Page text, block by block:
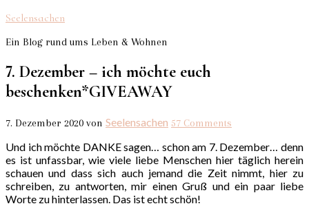
Seelensachen
Ein Blog rund ums Leben & Wohnen
7. Dezember – ich möchte euch
beschenken*GIVEAWAY
7. Dezember 2020 von Seelensachen 57 Comments
Und ich möchte DANKE sagen… schon am 7. Dezember… denn
es ist unfassbar, wie viele liebe Menschen hier täglich herein
schauen und dass sich auch jemand die Zeit nimmt, hier zu
schreiben, zu antworten, mir einen Gruß und ein paar liebe
Worte zu hinterlassen. Das ist echt schön!